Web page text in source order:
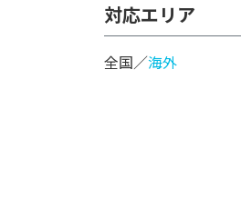
対応エリア
全国／海外